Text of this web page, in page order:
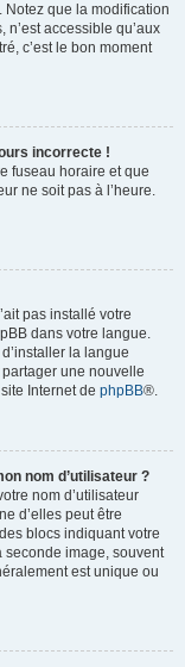
Notez que la modification
accessible qu’aux
c’est le bon moment
incorrecte !
fuseau horaire et que
ne soit pas à l’heure.
pas installé votre
dans votre langue.
la langue
partager une nouvelle
Internet de phpBB®.
nom d’utilisateur ?
nom d’utilisateur
d’elles peut être
blocs indiquant votre
seconde image, souvent
est unique ou